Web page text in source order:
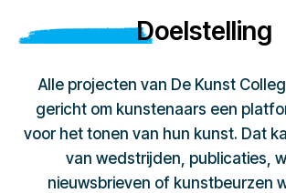
Doelstelling
Alle projecten van De Kunst
gericht om kunstenaars een
voor het tonen van hun kunst. Dat
van wedstrijden, publicaties,
nieuwsbrieven of kunstbeurzen